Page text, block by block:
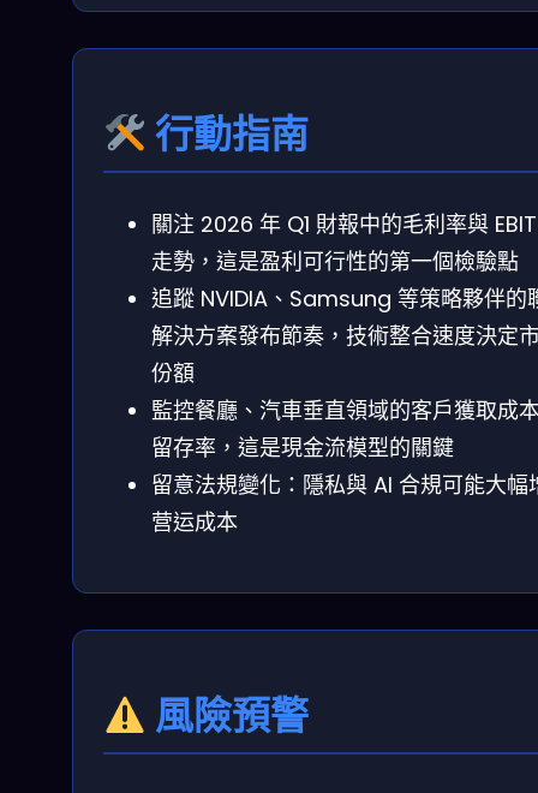
行動指南
關注 2026 年 Q1 財報中的毛利率與
走勢，這是盈利可行性的第一個檢驗點
追蹤 NVIDIA、Samsung 等策略夥伴的
解決方案發布節奏，技術整合速度決定
份額
監控餐廳、汽車垂直領域的客戶獲取成
留存率，這是現金流模型的關鍵
留意法規變化：隱私與 AI 合規可能大幅
营运成本
風險預警